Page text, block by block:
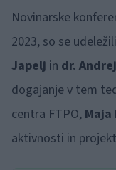
Novinarske
2023, so se
Japelj in dr.
dogajanje v tem
centra FTPO, Maja
aktivnosti in